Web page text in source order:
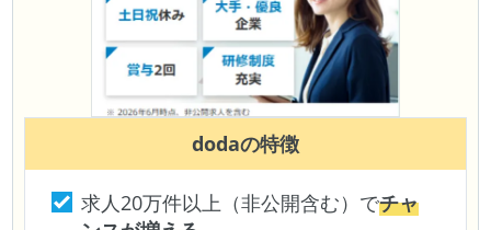
dodaの特徴
求人20万件以上（非公開含む）でチャ